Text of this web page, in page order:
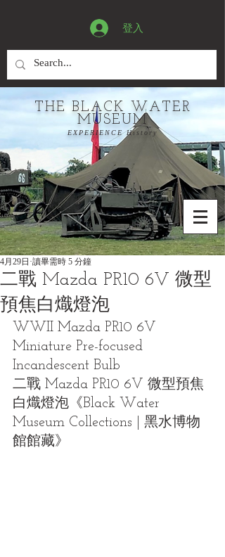
登入
THE BLACK WATER
MUSEUM
EXPERIENCE History
二戰 Mazda PR10 6V 微型
預焦白熾燈泡
4月29日 讀畢需時 5 分鐘
WWII Mazda PR10 6V
Miniature Pre-focused
Incandescent Bulb
二戰 Mazda PR10 6V 微型預焦
白熾燈泡 《Black Water
Museum Collections | 黑水博物
館館藏》